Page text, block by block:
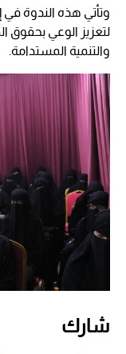
وتأتي هذه الندوة في
لتعزيز الوعي بحقوق
والتنمية المستدامة.
شارك